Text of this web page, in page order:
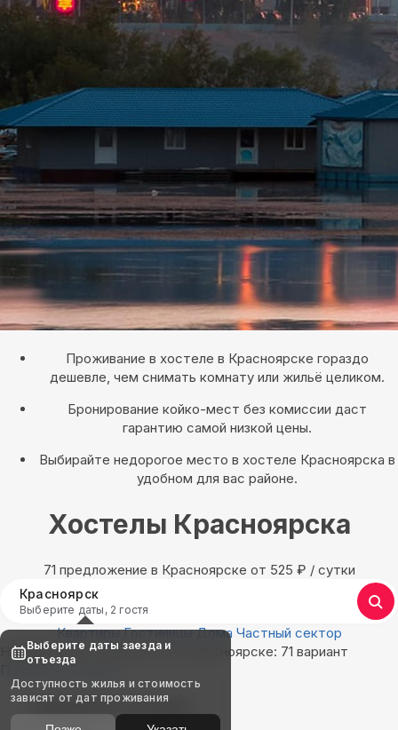
Проживание в хостеле в Красноярске гораздо
дешевле, чем снимать комнату или жильё целиком.
Бронирование койко-мест без комиссии даст
гарантию самой низкой цены.
Выбирайте недорогое место в хостеле Красноярска в
удобном для вас районе.
Хостелы Красноярска
71 предложение в Красноярске oт 525 ₽ / сутки
Красноярск
Выберите даты, 2 гостя
Квартиры Гостиницы Дома Частный сектор
Найдём, где остановиться в Красноярске: 71 вариант
Показать на карте
Выбирайте лучшее
Выберите даты заезда и
отъезда
Доступность жилья и стоимость
зависят от дат проживания